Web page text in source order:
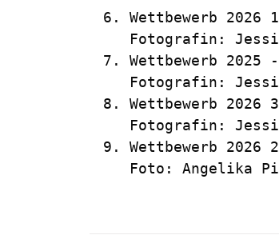
6. Wettbewerb 2026
Fotografin:
7. Wettbewerb 2025
Fotografin:
8. Wettbewerb
Fotografin:
9. Wettbewerb 2026
Foto: Angelika